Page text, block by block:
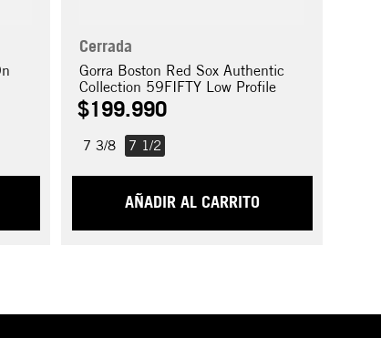
Cerrada
Gorra Boston Red Sox Authentic
Collection 59FIFTY Low Profile
$199.990
7 1/2
7 3/8
AÑADIR AL CARRITO